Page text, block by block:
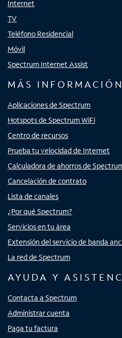
Internet
TV
Teléfono Residencial
Móvil
Spectrum Internet Assist
MÁS INFORMACIÓN
Aplicaciones de Spectrum
Hotspots de Spectrum WiFi
Centro de recursos
Prueba tu velocidad de Internet
Calculadora de ahorros de
Cancelación de contrato
Lista de canales
¿Por qué Spectrum?
Servicios en tu área
Extensión del servicio de banda
La red de Spectrum
AYUDA Y
Contacta a Spectrum
Administrar cuenta
Paga tu factura